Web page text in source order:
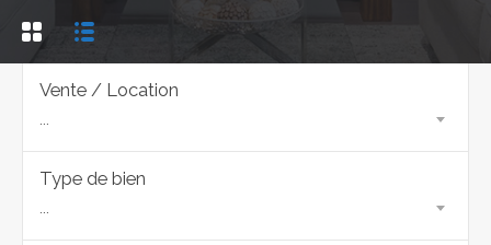
Vente / Location
...
Type de bien
...